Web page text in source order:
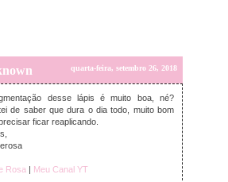
quarta-feira, setembro 26, 2018
desse lápis é muito boa, né?
de saber que dura o dia todo, muito bom
ficar reaplicando.
Rosa Meu Canal YT